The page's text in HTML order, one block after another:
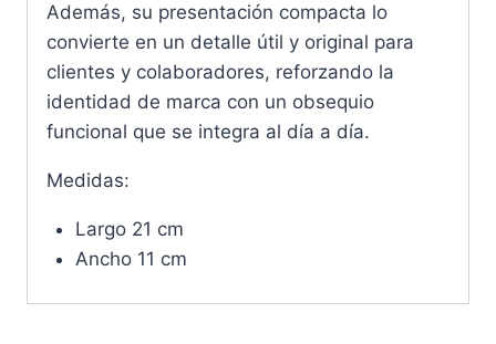
Además, su presentación compacta lo
convierte en un detalle útil y original para
clientes y colaboradores, reforzando la
identidad de marca con un obsequio
funcional que se integra al día a día.
Medidas:
Largo 21 cm
Ancho 11 cm